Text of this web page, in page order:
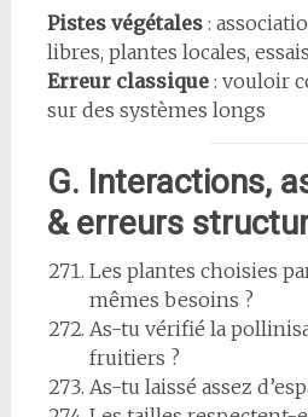
Pistes végétales:
libres, plantes locales,
Erreur classique: vouloir
sur des systèmes longs
G. Interactions,
& erreurs
Les plantes choisies
mêmes besoins ?
As-tu vérifié la
fruitiers ?
As-tu laissé assez